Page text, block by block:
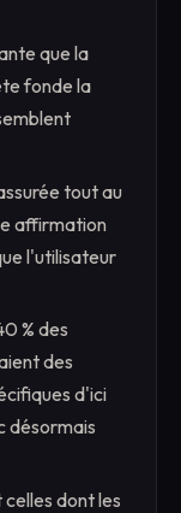
que la
fonde la
tout au
affirmation
l'utilisateur
% des
des
d'ici
désormais
dont les